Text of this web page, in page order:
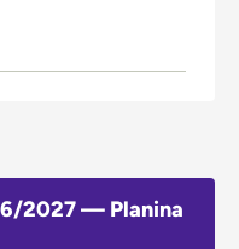
2027 — Planina